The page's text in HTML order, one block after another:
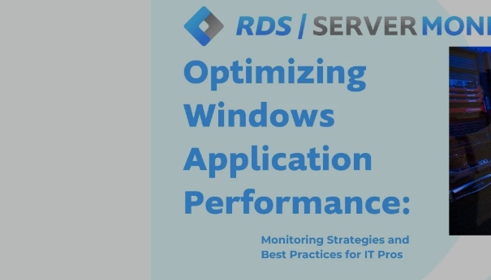
3. RDS Ortamlarında Windows Uygulamalarını İzleme
4. Windows Uygulama Performans İzleme için
5. Windows Uygulama İzleme'deki Yaygın Hatalardan
6. Windows Uygulama İzleme'deki Gelecek Trendler
Sonuç: Windows Uygulama Performansını Optimize
Dönük Yol